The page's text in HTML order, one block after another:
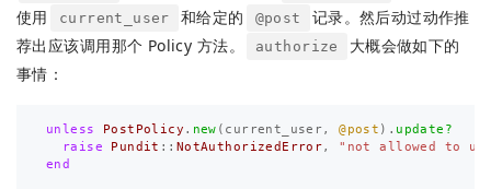
使用
current_user 和给定的 @post
记录。然后动过动作推
荐出应该调用那个 Policy 方法。
authorize
大概会做如下的
事情：
unless PostPolicy . new ( current_user, @post ). update?
raise
Pundit :: NotAuthorizedError,
"not allowed to
end